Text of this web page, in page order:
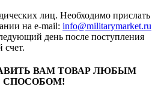
лиц. Необходимо прислать
на е-mail: info@militarymarket.ru
день после поступления
счет.
ВАМ ТОВАР ЛЮБЫМ
СПОСОБОМ!